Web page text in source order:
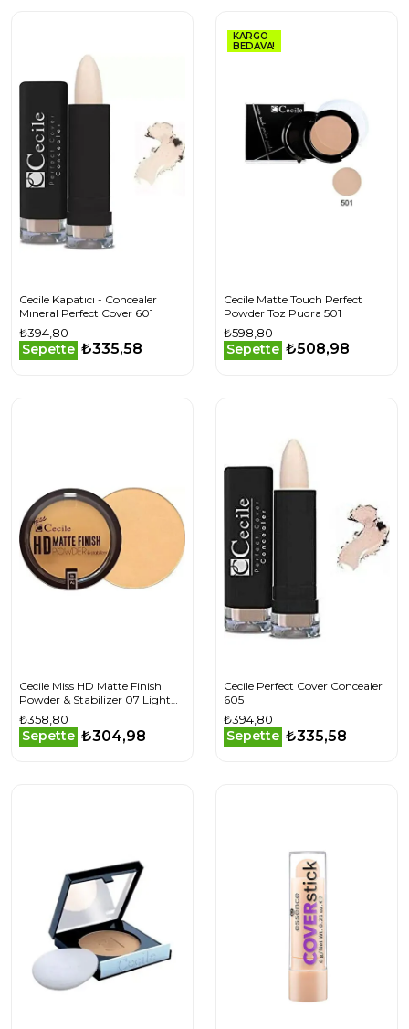
Cecile Kapatıcı - Concealer
Mıneral Perfect Cover 601
₺394,80
Sepette ₺335,58
KARGO
BEDAVA!
Cecile Matte Touch Perfect
Powder Toz Pudra 501
₺598,80
Sepette ₺508,98
Cecile Miss HD Matte Finish
Powder & Stabilizer 07 Light
Orange Beige
₺358,80
Sepette ₺304,98
Cecile Perfect Cover Concealer
605
₺394,80
Sepette ₺335,58